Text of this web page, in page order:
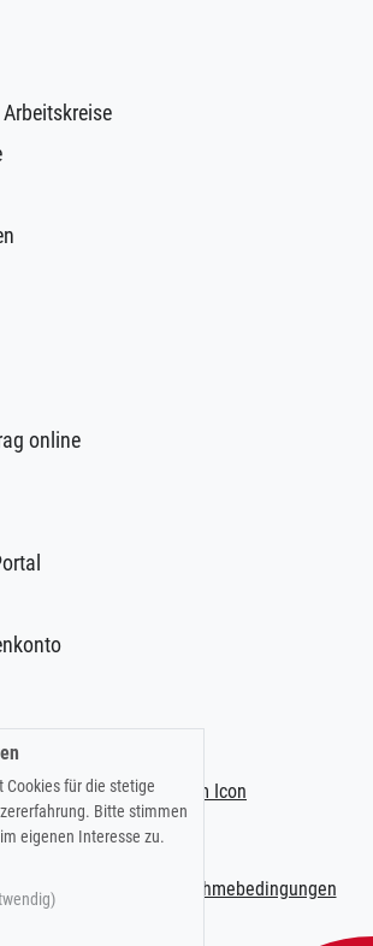
online
Teilnahmebedingungen
Cookies für die stetige
Bitte stimmen
eigenen Interesse zu.